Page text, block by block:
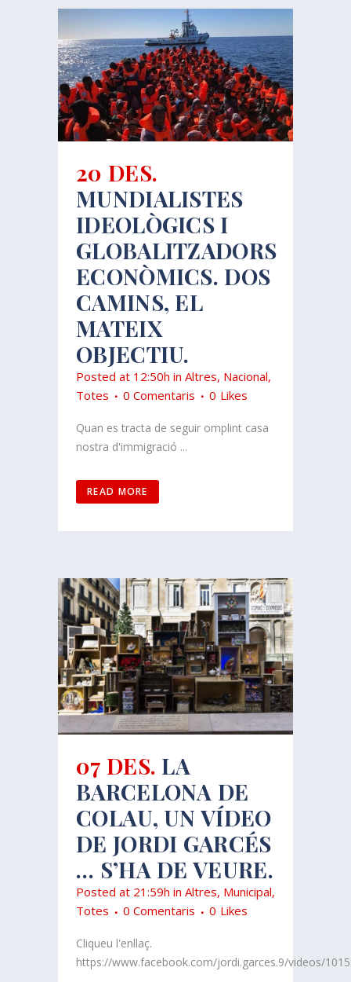
20 DES.
MUNDIALISTES
IDEOLÒGICS I
GLOBALITZADORS
ECONÒMICS. DOS
CAMINS, EL
MATEIX
OBJECTIU.
Posted at 12:50h in Altres, Nacional,
Totes
0 Comentaris 0 Likes
Quan es tracta de seguir omplint casa
nostra d'immigració ...
READ MORE
07 DES. LA
BARCELONA DE
COLAU, UN VÍDEO
DE JORDI GARCÉS
… S’HA DE VEURE.
Posted at 21:59h in Altres, Municipal,
Totes
0 Comentaris 0 Likes
Cliqueu l'enllaç.
https://www.facebook.com/jordi.garces.9/videos/